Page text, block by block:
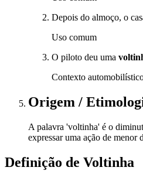
Depois do almoço, o
Uso comum
O piloto deu uma
Contexto
Origem /
A palavra 'voltinha' é o
expressar uma ação de
Definição de Voltinha